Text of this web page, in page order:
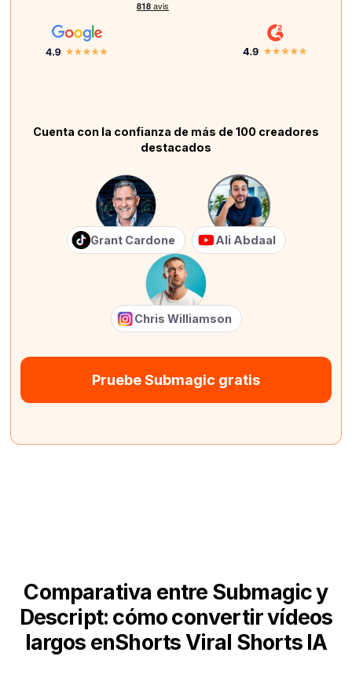
Cuenta con la confianza de más de 100 creadores
destacados
Grant Cardone Ali Abdaal
Chris Williamson
Pruebe Submagic gratis
Comparativa entre Submagic y
Descript: cómo convertir vídeos
largos enShorts Viral Shorts IA